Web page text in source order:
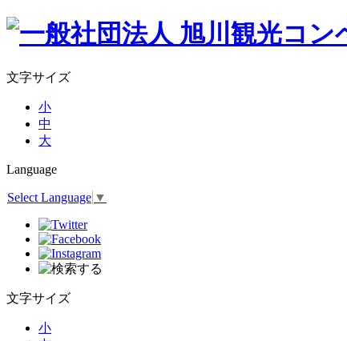
文字サイズ
小
中
大
Language
Select Language ▼
文字サイズ
小